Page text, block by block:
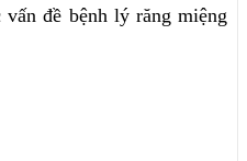
đề bệnh lý răng miệng